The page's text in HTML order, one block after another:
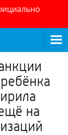
на